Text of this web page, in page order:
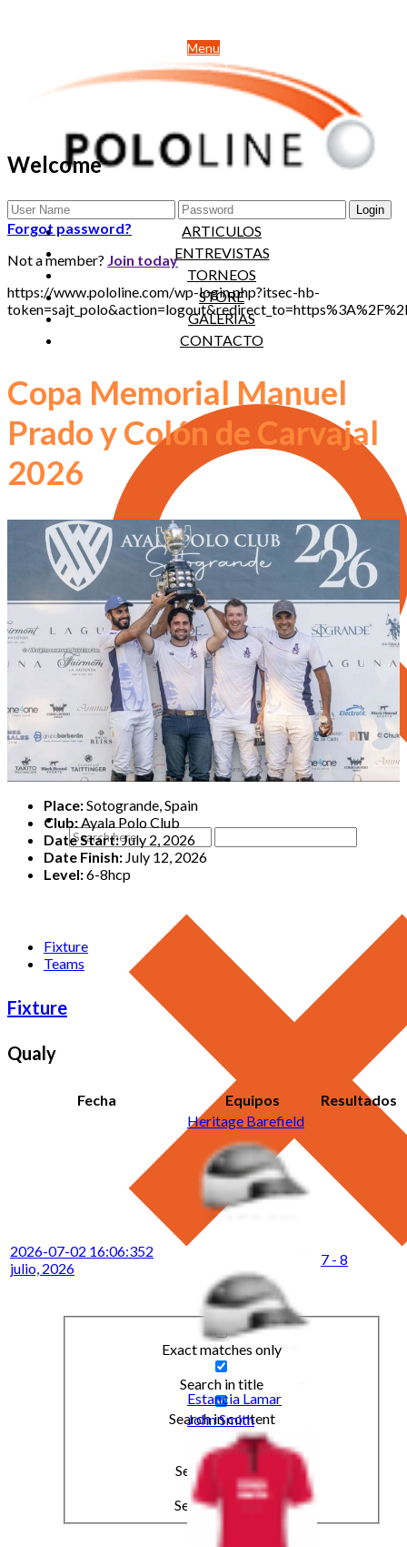
Menu
NOTICIAS
ARTICULOS
ENTREVISTAS
TORNEOS
STORE
GALERIAS
CONTACTO
Exact matches only
Search in title
Search in content
Search in posts
Search in pages
Welcome
Forgot password?
Not a member? Join today
https://www.pololine.com/wp-login.php?itsec-hb-
Copa Memorial Manuel
Prado y Colón de Carvajal
2026
Place:Sotogrande, Spain
Club:Ayala Polo Club
Date Start:July 2, 2026
Date Finish: July 12, 2026
Level:6-8hcp
Fixture
Teams
Fixture
Qualy
Fecha Equipos Resultados
2026-07-02 16:06:352
julio, 2026
Heritage Barefield
Estancia Lamar
7 - 8
John Smith